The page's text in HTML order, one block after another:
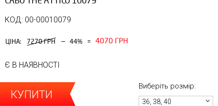
КОД: 00-00010079
ЦІНА: 7270 ГРН — 44% = 4070 ГРН
Є В НАЯВНОСТІ
КУПИТИ
Виберіть розмір:
36, 38, 40